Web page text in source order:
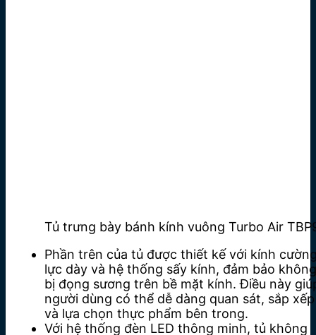
Tủ trưng bày bánh kính vuông Turbo Air
Phần trên của tủ được thiết kế với kính
lực dày và hệ thống sấy kính, đảm bảo không
bị đọng sương trên bề mặt kính. Điều này
người dùng có thể dễ dàng quan sát, sắp xếp
và lựa chọn thực phẩm bên trong.
Với hệ thống đèn LED thông minh, tủ không